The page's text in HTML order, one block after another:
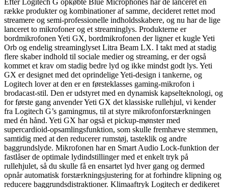
Efter Logitech G opkøbte Blue Microphones har de lanceret en
række produkter og kombinationer af samme, decideret rettet mod
streamere og semi-professionelle indholdsskabere, og nu har de lige
lanceret to mikrofoner og et streaminglys. Produkterne er
bordmikrofonen Yeti GX, bordmikrofonen der ligner et kugle Yeti
Orb og endelig streaminglyset Litra Beam LX. I takt med at stadig
flere skaber indhold til sociale medier og streaming, er der også
kommet et krav om stadig bedre lyd og ikke mindst godt lys. Yeti
GX er designet med det oprindelige Yeti-design i tankerne, og
Logitech lover at den er en førsteklasses gaming-mikrofon i
brodacast-stil. Den er udstyret med en dynamisk kapselteknologi, og
for første gang anvender Yeti GX det klassiske rullehjul, vi kender
fra Logitech G’s gamingmus, til at styre mikrofonforstærkningen
med én hånd. Yeti GX har også et pickup-mønster med
supercardioid-opsamlingsfunktion, som skulle fremhæve stemmen,
samtidig med at den reducerer rumstøj, tasteklik og andre
baggrundslyde. Mikrofonen har en Smart Audio Lock-funktion der
fastlåser de optimale lydindstillinger med et enkelt tryk på
rullehjulet, så du skulle få en ensartet lyd hver gang og dermed
opnår automatisk forstærkningsjustering for at forhindre klipning og
reducere baggrundsdistraktioner. Klimaaftryk Logitech er dedikeret